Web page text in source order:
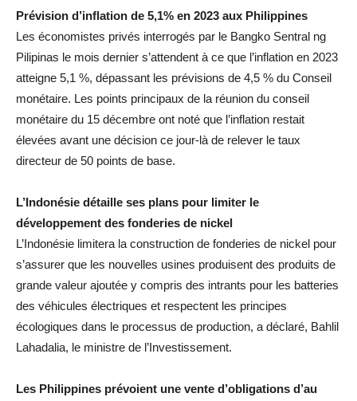
Prévision d’inflation de 5,1% en 2023 aux Philippines
Les économistes privés interrogés par le Bangko Sentral ng
Pilipinas le mois dernier s’attendent à ce que l’inflation en 2023
atteigne 5,1 %, dépassant les prévisions de 4,5 % du Conseil
monétaire. Les points principaux de la réunion du conseil
monétaire du 15 décembre ont noté que l’inflation restait
élevées avant une décision ce jour-là de relever le taux
directeur de 50 points de base.
L’Indonésie détaille ses plans pour limiter le
développement des fonderies de nickel
L’Indonésie limitera la construction de fonderies de nickel pour
s’assurer que les nouvelles usines produisent des produits de
grande valeur ajoutée y compris des intrants pour les batteries
des véhicules électriques et respectent les principes
écologiques dans le processus de production, a déclaré, Bahlil
Lahadalia, le ministre de l’Investissement.
Les Philippines prévoient une vente d’obligations d’au